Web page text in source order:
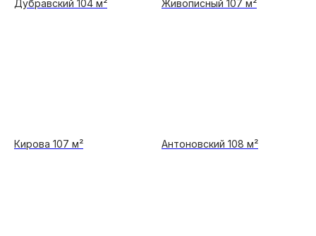
Дубравский 104 м² Живописный 107 м²
Кирова 107 м² Антоновский 108 м²